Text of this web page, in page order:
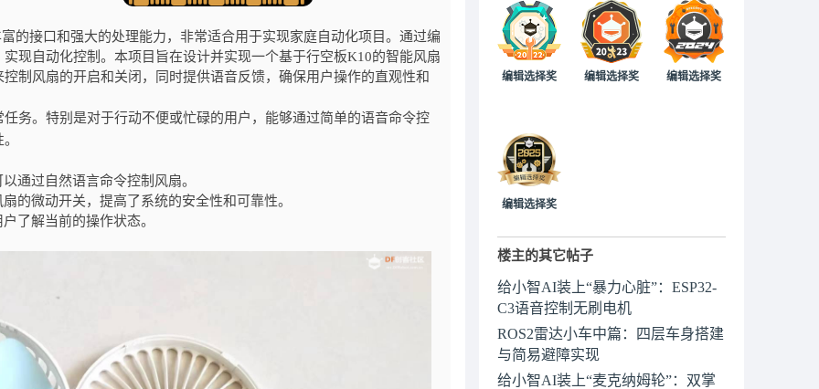
的接口和强大的处理能力，非常适合用于实现家庭自动化项目。通过编
现自动化控制。本项目旨在设计并实现一个基于行空板K10的智能风扇
制风扇的开启和关闭，同时提供语音反馈，确保用户操作的直观性和
务。特别是对于行动不便或忙碌的用户，能够通过简单的语音命令控
通过自然语言命令控制风扇。
的微动开关，提高了系统的安全性和可靠性。
了解当前的操作状态。
编辑选择奖 编辑选择奖 编辑选择奖
编辑选择奖
楼主的其它帖子
给小智AI装上“暴力心脏”：ESP32-
C3语音控制无刷电机
ROS2雷达小车中篇：四层车身搭建
与简易避障实现
给小智AI装上“麦克纳姆轮”：双掌